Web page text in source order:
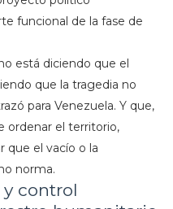
funcional de la fase de
está diciendo que el
que la tragedia no
para Venezuela. Y que,
ordenar el territorio,
que el vacío o la
norma.
y control